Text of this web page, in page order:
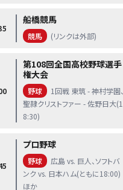
船橋競馬
競馬 (リンクは外部)
第108回全国高校野球選手
権大会
野球
1回戦 東筑 - 神村学園、
聖隷クリストファー - 佐野日大(1
8:30)
プロ野球
野球
広島 vs. 巨人、ソフトバ
ンク vs. 日本ハム(ともに18:00)
ほか